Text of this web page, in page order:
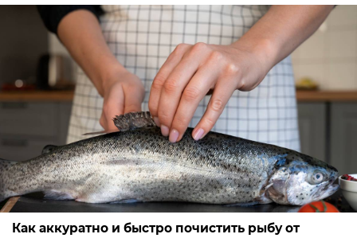
Как аккуратно и быстро почистить рыбу от